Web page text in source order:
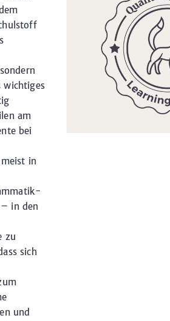
wichtiges
am
bei
in
in den
zu
sich
und